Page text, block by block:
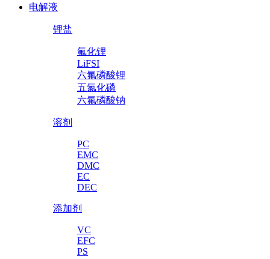
电解液
锂盐
氟化锂
LiFSI
六氟磷酸锂
五氯化磷
六氟磷酸钠
溶剂
PC
EMC
DMC
EC
DEC
添加剂
VC
EFC
PS